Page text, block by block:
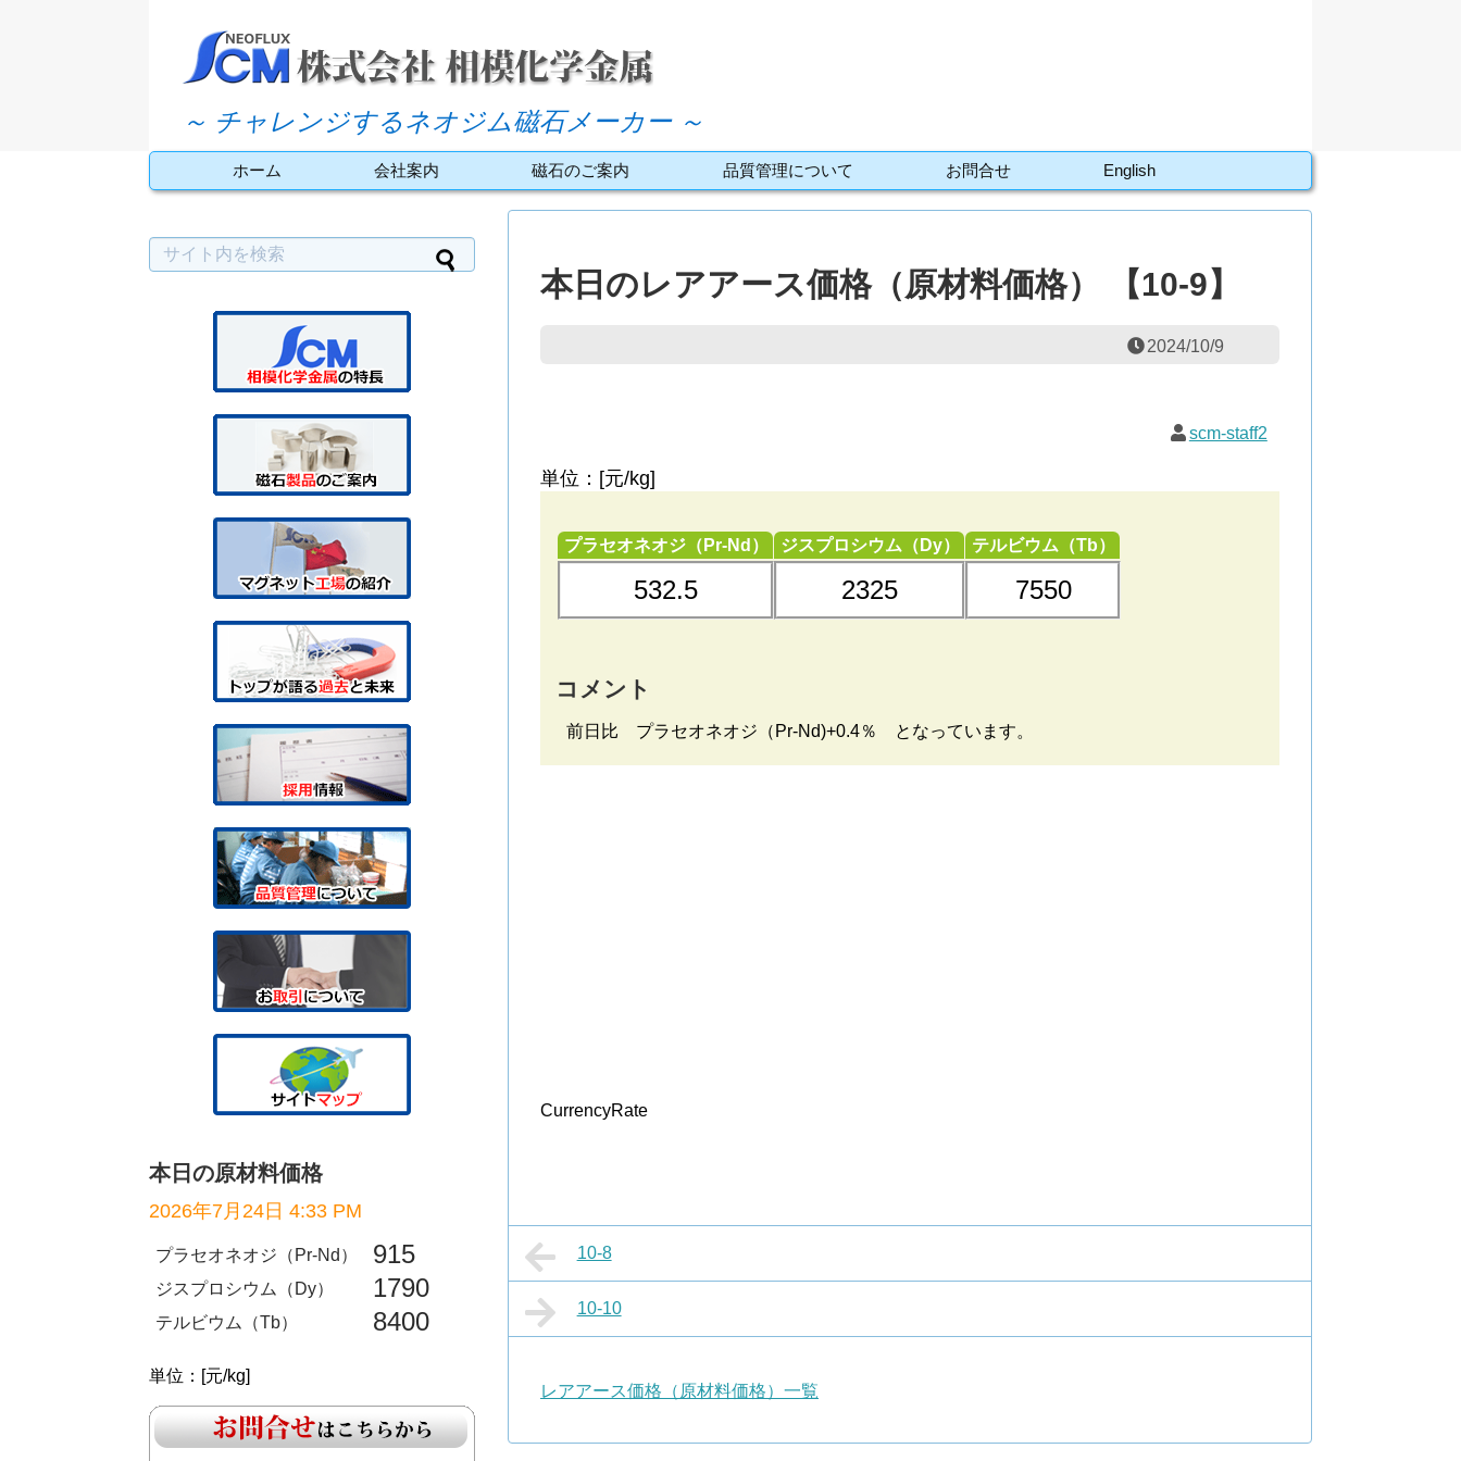
～ チャレンジするネオジム磁石メーカー ～
ホーム 会社案内 磁石のご案内 品質管理について お問合せ English
本日のレアアース価格（原材料価格） 【10-9】
2024/10/9
scm-staff2
単位：[元/kg]
プラセオネオジ（Pr-Nd）
532.5
ジスプロシウム（Dy）
2325
テルビウム（Tb）
7550
コメント
前日比 プラセオネオジ（Pr-Nd)+0.4％ となっています。
CurrencyRate
10-8
10-10
レアアース価格（原材料価格）一覧
本日の原材料価格
2026年7月24日 4:33 PM
プラセオネオジ（Pr-Nd） 915
ジスプロシウム（Dy） 1790
テルビウム（Tb） 8400
単位：[元/kg]